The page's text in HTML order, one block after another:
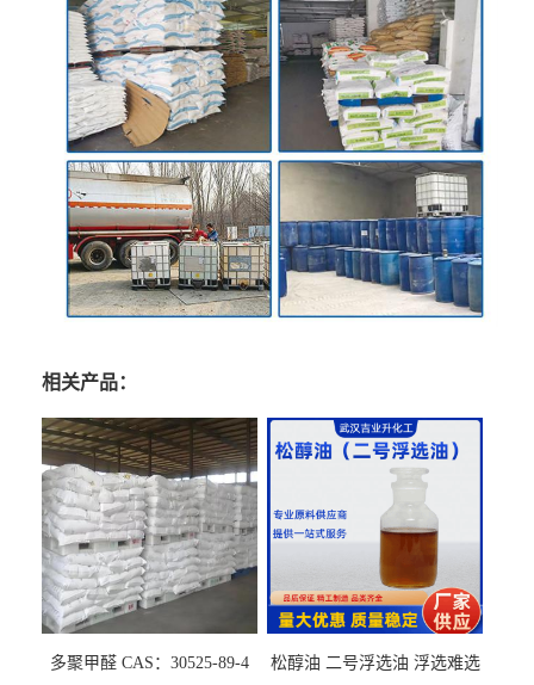
相关产品：
多聚甲醛 CAS：30525-89-4
松醇油 二号浮选油 浮选难选